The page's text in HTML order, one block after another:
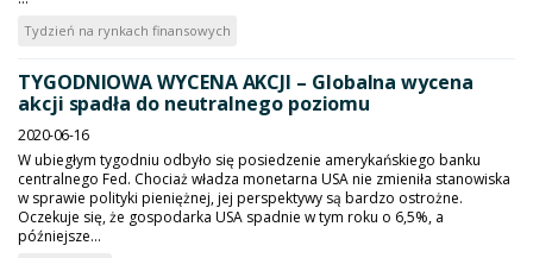
Tydzień na rynkach finansowych
TYGODNIOWA WYCENA AKCJI – Globalna wycena
akcji spadła do neutralnego poziomu
2020-06-16
W ubiegłym tygodniu odbyło się posiedzenie amerykańskiego banku
centralnego Fed. Chociaż władza monetarna USA nie zmieniła stanowiska
w sprawie polityki pieniężnej, jej perspektywy są bardzo ostrożne.
Oczekuje się, że gospodarka USA spadnie w tym roku o 6,5%, a
późniejsze...